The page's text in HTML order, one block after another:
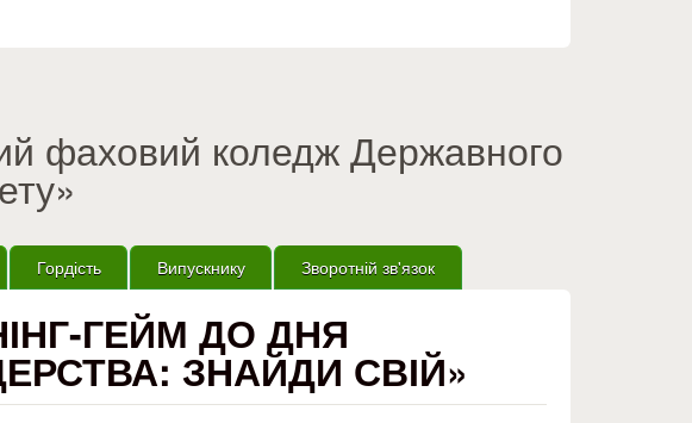
фаховий коледж Державного
Гордість Випускнику Зворотній зв'язок
ГЕЙМ ДО ДНЯ
ЗНАЙДИ СВІЙ»